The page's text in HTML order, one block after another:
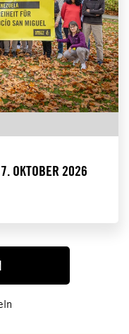
OKTOBER 2026